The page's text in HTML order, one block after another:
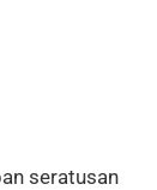
seratusan